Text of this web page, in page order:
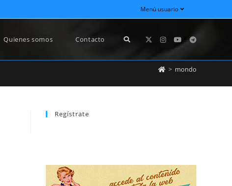
Menú usuario
Quienes somos Contacto
> mondo
Regístrate